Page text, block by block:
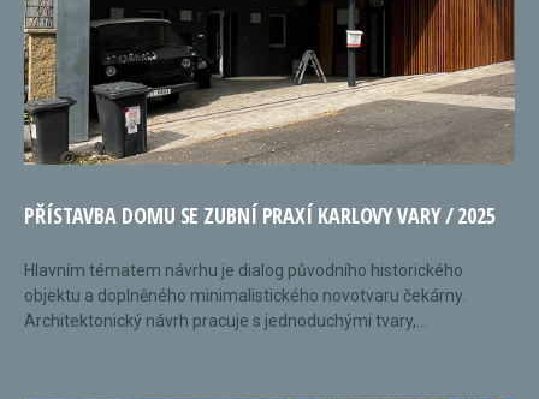
PŘÍSTAVBA DOMU SE ZUBNÍ PRAXÍ KARLOVY VARY / 2025
Hlavním tématem návrhu je dialog původního historického
objektu a doplněného minimalistického novotvaru čekárny.
Architektonický návrh pracuje s jednoduchými tvary,...